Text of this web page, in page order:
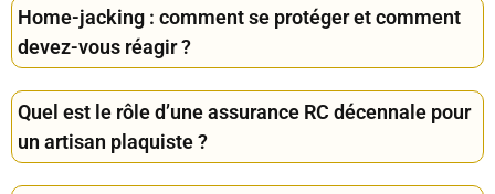
Home-jacking : comment se protéger et comment
devez-vous réagir ?
Quel est le rôle d’une assurance RC décennale pour
un artisan plaquiste ?